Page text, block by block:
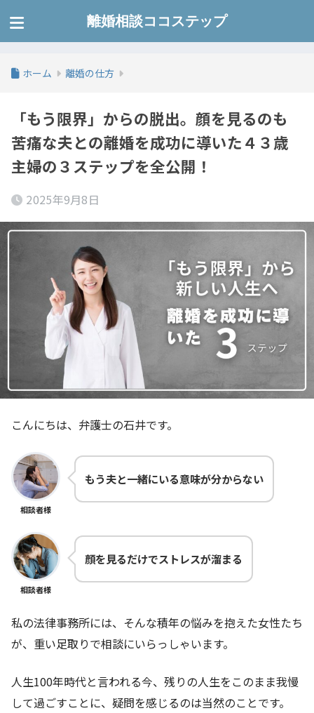
離婚相談ココステップ
ホーム 離婚の仕方
「もう限界」からの脱出。顔を見るのも
苦痛な夫との離婚を成功に導いた４３歳
主婦の３ステップを全公開！
2025年9月8日
こんにちは、弁護士の石井です。
相談者様
もう夫と一緒にいる意味が分からない
相談者様
顔を見るだけでストレスが溜まる
私の法律事務所には、そんな積年の悩みを抱えた女性たち
が、重い足取りで相談にいらっしゃいます。
人生100年時代と言われる今、残りの人生をこのまま我慢
して過ごすことに、疑問を感じるのは当然のことです。